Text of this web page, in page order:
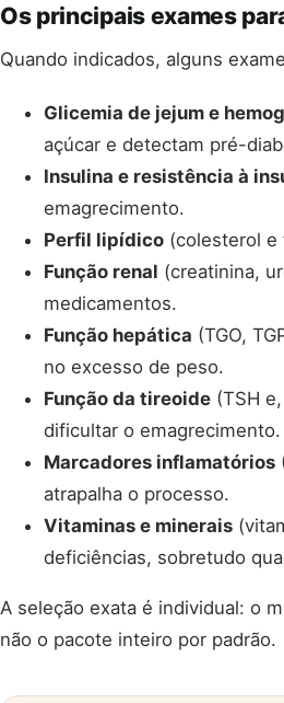
Os principais exames
Quando indicados, alguns
Glicemia de jejum e
açúcar e detectam pré-
Insulina e resistência à
emagrecimento.
Perfil lipídico (colesterol e
Função renal (creatinina,
medicamentos.
Função hepática (TGO,
no excesso de peso.
Função da tireoide (TSH
dificultar o emagrecimento.
Marcadores inflamatórios
atrapalha o processo.
Vitaminas e minerais
deficiências, sobretudo
A seleção exata é individual: o
não o pacote inteiro por padrão.